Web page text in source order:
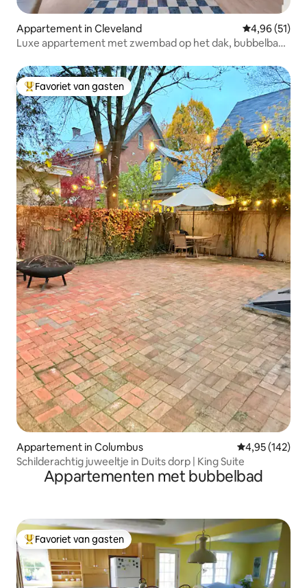
Appartement in Cleveland Gemiddelde
4,96 (51)
Luxe appartement met zwembad op het dak, bubbelbad
Topfavoriet van gasten
Favoriet van gasten
Appartement in Columbus Gemiddelde
4,95 (142)
Schilderachtig juweeltje in Duits dorp | King Suite
Appartementen met bubbelbad
Topfavoriet van gasten
Favoriet van gasten